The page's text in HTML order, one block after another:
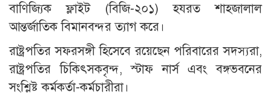
বাণিজ্যিক ফ্লাইট (বিজি-২০১) হযরত শাহজালাল
আন্তর্জাতিক বিমানবন্দর ত্যাগ করে।
রাষ্ট্রপতির সফরসঙ্গী হিসেবে রয়েছেন পরিবারের সদস্যরা,
রাষ্ট্রপতির চিকিৎসকবৃন্দ, স্টাফ নার্স এবং বঙ্গভবনের
সংশ্লিষ্ট কর্মকর্তা-কর্মচারীরা।